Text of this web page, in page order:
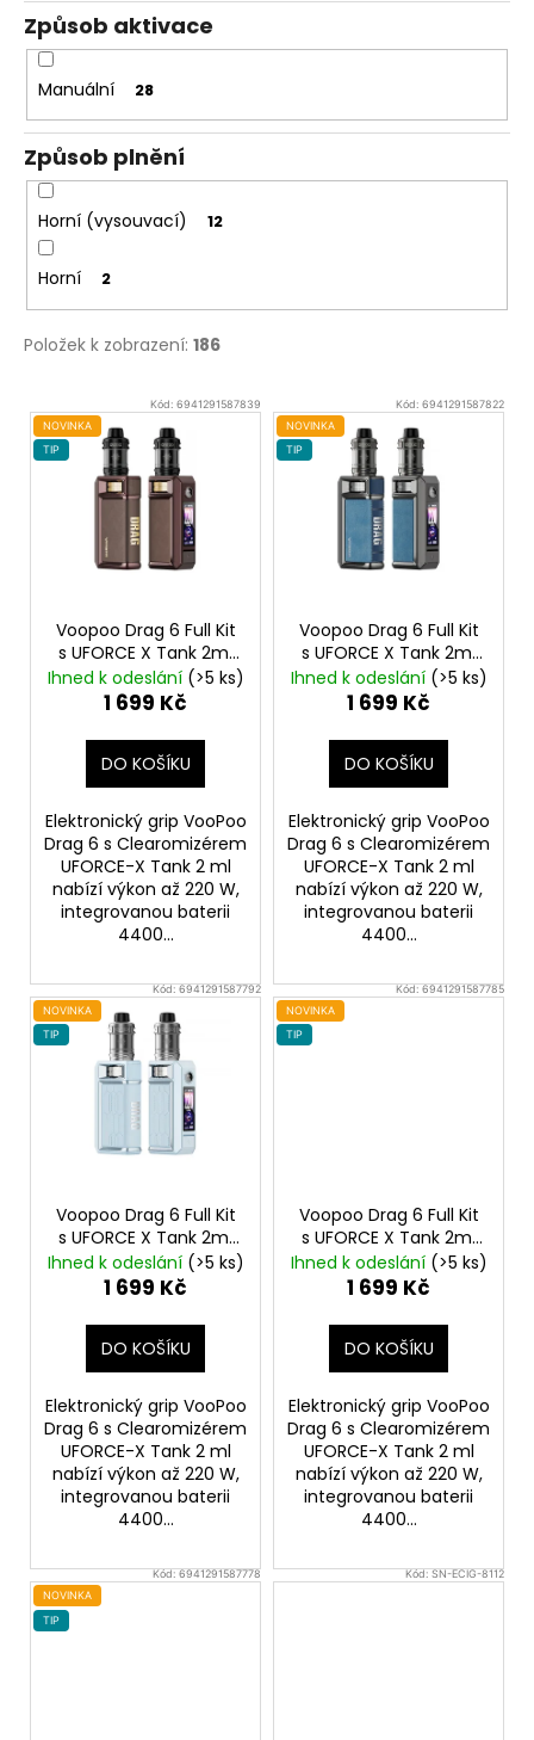
Způsob aktivace
Manuální 28
Způsob plnění
Horní (vysouvací) 12
Horní 2
Položek k zobrazení: 186
V
ý
p
Kód: 6941291587839
NOVINKA
TIP
Voopoo Drag 6 Full Kit
s UFORCE X Tank 2ml
Brown4400mAh
Ihned k odeslání (>5 ks)
1 699 Kč
DO KOŠÍKU
Elektronický grip VooPoo
Drag 6 s Clearomizérem
UFORCE-X Tank 2 ml
nabízí výkon až 220 W,
integrovanou baterii
4400...
Kód: 6941291587822
NOVINKA
TIP
Voopoo Drag 6 Full Kit
s UFORCE X Tank 2ml
Metal Gray4400mAh
Ihned k odeslání (>5 ks)
1 699 Kč
DO KOŠÍKU
Elektronický grip VooPoo
Drag 6 s Clearomizérem
UFORCE-X Tank 2 ml
nabízí výkon až 220 W,
integrovanou baterii
4400...
Kód:6941291587792
NOVINKA
TIP
Voopoo Drag 6 Full Kit
s UFORCE X Tank 2ml
Blue4400mAh
Ihned k odeslání (>5 ks)
1 699 Kč
DO KOŠÍKU
Elektronický grip VooPoo
Drag 6 s Clearomizérem
UFORCE-X Tank 2 ml
nabízí výkon až 220 W,
integrovanou baterii
4400...
Kód:6941291587785
NOVINKA
TIP
Voopoo Drag 6 Full Kit
s UFORCE X Tank 2ml
Silver4400mAh
Ihned k odeslání (>5 ks)
1 699 Kč
DO KOŠÍKU
Elektronický grip VooPoo
Drag 6 s Clearomizérem
UFORCE-X Tank 2 ml
nabízí výkon až 220 W,
integrovanou baterii
4400...
Kód:6941291587778
NOVINKA
TIP
Kód:SN-ECIG-8112